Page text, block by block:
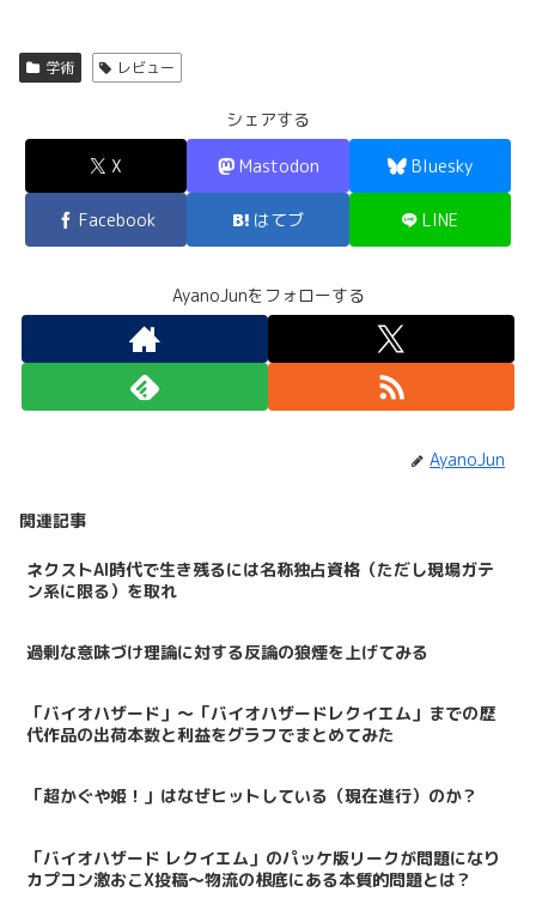
学術 レビュー
シェアする
X Mastodon Bluesky
Facebook はてブ LINE
AyanoJunをフォローする
AyanoJun
関連記事
ネクストAI時代で生き残るには名称独占資格（ただし現場ガテ
ン系に限る）を取れ
過剰な意味づけ理論に対する反論の狼煙を上げてみる
「バイオハザード」～「バイオハザードレクイエム」までの歴
代作品の出荷本数と利益をグラフでまとめてみた
「超かぐや姫！」はなぜヒットしている（現在進行）のか？
「バイオハザード レクイエム」のパッケ版リークが問題になり
カプコン激おこX投稿～物流の根底にある本質的問題とは？